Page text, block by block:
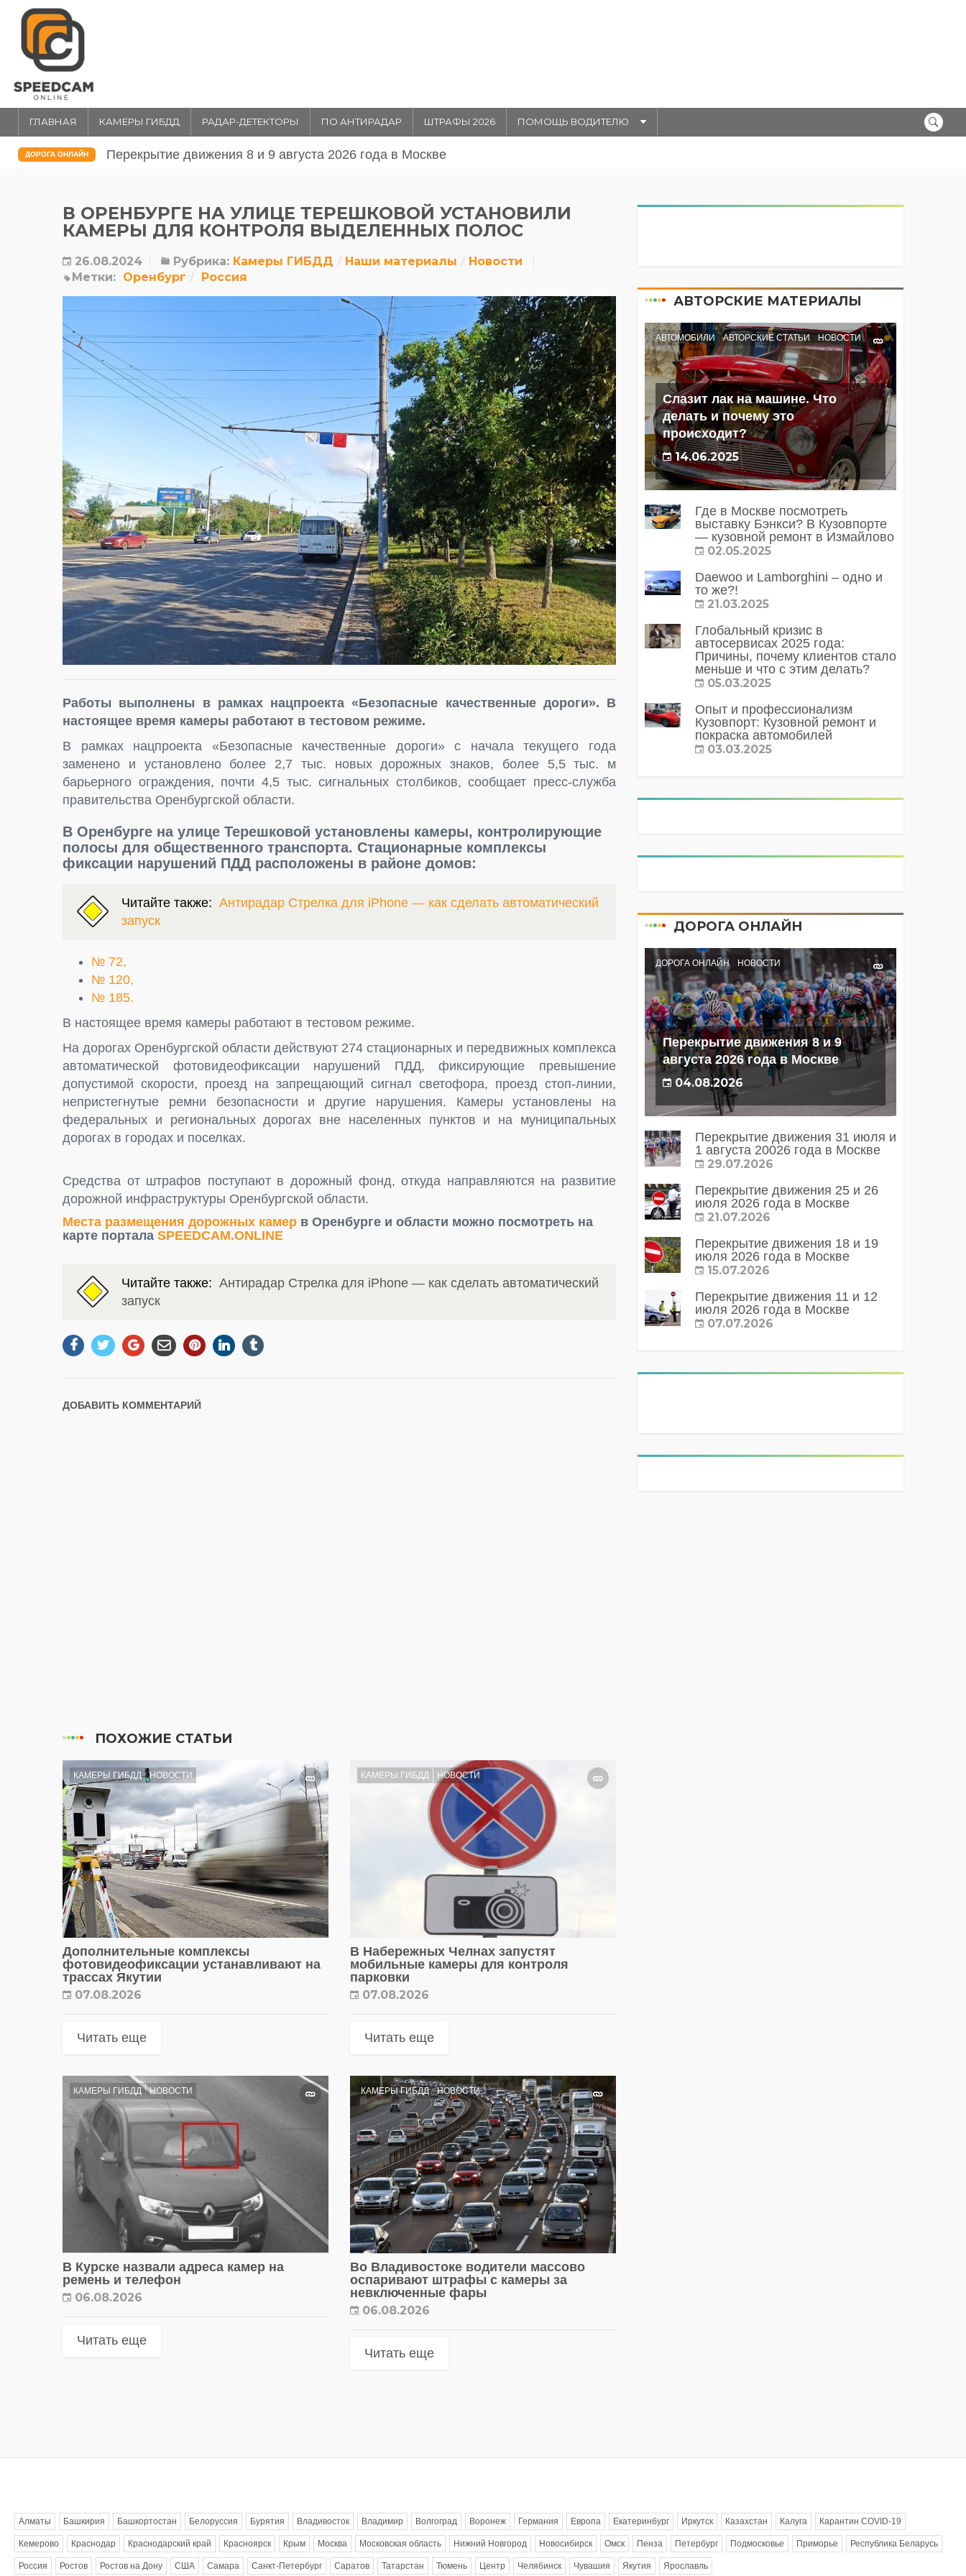
ГЛАВНАЯ КАМЕРЫ ГИБДД РАДАР-ДЕТЕКТОРЫ ПО АНТИРАДАР ШТРАФЫ 2026 ПОМОЩЬ ВОДИТЕЛЮ
ДОРОГА ОНЛАЙН Перекрытие движения 31 июля и 1 августа 20026 года в Москве
В ОРЕНБУРГЕ НА УЛИЦЕ ТЕРЕШКОВОЙ УСТАНОВИЛИ
КАМЕРЫ ДЛЯ КОНТРОЛЯ ВЫДЕЛЕННЫХ ПОЛОС
26.08.2024 Рубрика: Камеры ГИБДД Наши материалы
Новости
Метки: Оренбург Россия
Работы выполнены в рамках нацпроекта «Безопасные качественные дороги». В
настоящее время камеры работают в тестовом режиме.
В рамках нацпроекта «Безопасные качественные дороги» с начала текущего года
заменено и установлено более 2,7 тыс. новых дорожных знаков, более 5,5 тыс. м
барьерного ограждения, почти 4,5 тыс. сигнальных столбиков, сообщает пресс-служба
правительства Оренбургской области.
В Оренбурге на улице Терешковой установлены камеры, контролирующие
полосы для общественного транспорта. Стационарные комплексы
фиксации нарушений ПДД расположены в районе домов:
Читайте также: Антирадар Стрелка для iPhone — как сделать автоматический
запуск
№ 72,
№ 120,
№ 185.
В настоящее время камеры работают в тестовом режиме.
На дорогах Оренбургской области действуют 274 стационарных и передвижных комплекса
автоматической фотовидеофиксации нарушений ПДД, фиксирующие превышение
допустимой скорости, проезд на запрещающий сигнал светофора, проезд стоп-линии,
непристегнутые ремни безопасности и другие нарушения. Камеры установлены на
федеральных и региональных дорогах вне населенных пунктов и на муниципальных
дорогах в городах и поселках.
Средства от штрафов поступают в дорожный фонд, откуда направляются на развитие
дорожной инфраструктуры Оренбургской области.
Места размещения дорожных камер в Оренбурге и области можно посмотреть на
карте портала SPEEDCAM.ONLINE
Читайте также: Антирадар Стрелка для iPhone — как сделать автоматический
запуск
ДОБАВИТЬ КОММЕНТАРИЙ
ПОХОЖИЕ СТАТЬИ
КАМЕРЫ ГИБДД НОВОСТИ
Дополнительные комплексы
фотовидеофиксации устанавливают на
трассах Якутии
07.08.2026
Читать еще
КАМЕРЫ ГИБДД НОВОСТИ
В Набережных Челнах запустят
мобильные камеры для контроля
парковки
07.08.2026
Читать еще
КАМЕРЫ ГИБДД НОВОСТИ
В Курске назвали адреса камер на
ремень и телефон
06.08.2026
Читать еще
КАМЕРЫ ГИБДД НОВОСТИ
Во Владивостоке водители массово
оспаривают штрафы с камеры за
невключенные фары
06.08.2026
Читать еще
АВТОРСКИЕ МАТЕРИАЛЫ
АВТОМОБИЛИ АВТОРСКИЕ СТАТЬИ НОВОСТИ
Слазит лак на машине. Что
делать и почему это
происходит?
14.06.2025
Где в Москве посмотреть
выставку Бэнкси? В Кузовпорте
— кузовной ремонт в Измайлово
02.05.2025
Daewoo и Lamborghini – одно и
то же?!
21.03.2025
Глобальный кризис в
автосервисах 2025 года:
Причины, почему клиентов стало
меньше и что с этим делать?
05.03.2025
Опыт и профессионализм
Кузовпорт: Кузовной ремонт и
покраска автомобилей
03.03.2025
ДОРОГА ОНЛАЙН
ДОРОГА ОНЛАЙН НОВОСТИ
Перекрытие движения 8 и 9
августа 2026 года в Москве
04.08.2026
Перекрытие движения 31 июля и
1 августа 20026 года в Москве
29.07.2026
Перекрытие движения 25 и 26
июля 2026 года в Москве
21.07.2026
Перекрытие движения 18 и 19
июля 2026 года в Москве
15.07.2026
Перекрытие движения 11 и 12
июля 2026 года в Москве
07.07.2026
Алматы Башкирия Башкортостан Белоруссия Бурятия Владивосток Владимир Волгоград Воронеж Германия Европа Екатеринбург Иркутск Казахстан Калуга Карантин COVID-19
Кемерово Краснодар Краснодарский край Красноярск Крым Москва Московская область Нижний Новгород Новосибирск Омск Пенза Петербург Подмосковье Приморье Республика Беларусь
Россия Ростов Ростов на Дону США Самара Санкт-Петербург Саратов Татарстан Тюмень Центр Челябинск Чувашия Якутия Ярославль